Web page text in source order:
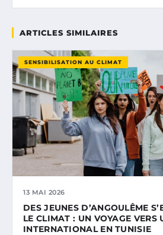
ARTICLES SIMILAIRES
SENSIBILISATION AU CLIMAT
13 MAI 2026
DES JEUNES D’ANGOULÊME
LE CLIMAT : UN VOYAGE VERS
INTERNATIONAL EN TUNISIE